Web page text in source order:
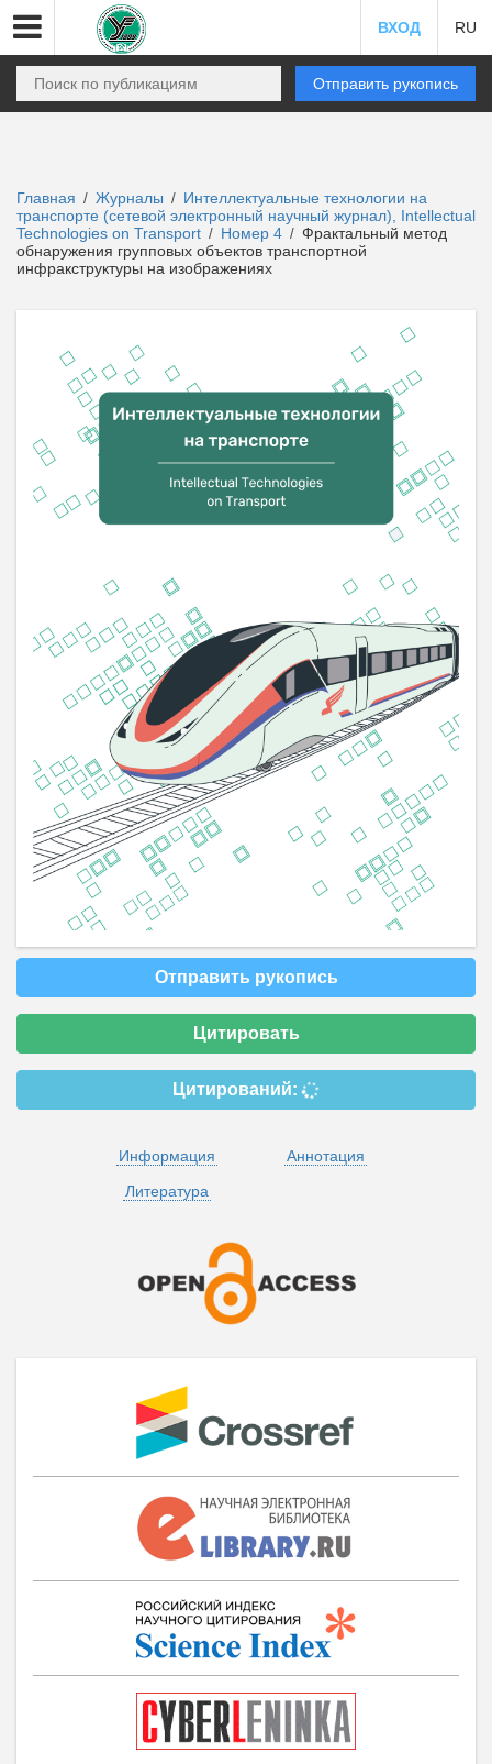
ВХОД RU
Отправить рукопись
Главная / Журналы / Интеллектуальные технологии на
транспорте (сетевой электронный научный журнал), Intellectual
Technologies on Transport / Номер 4 / Фрактальный метод
обнаружения групповых объектов транспортной
инфракструктуры на изображениях
Отправить рукопись
Цитировать
Цитирований:
Информация
Аннотация
Литература